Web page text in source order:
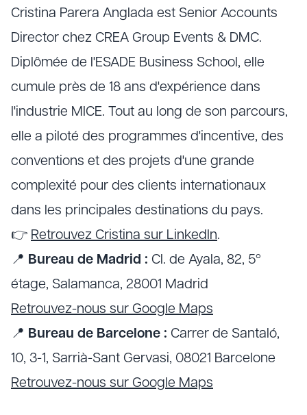
Cristina Parera Anglada est Senior Accounts
Director chez CREA Group Events & DMC.
Diplômée de l'ESADE Business School, elle
cumule près de 18 ans d'expérience dans
l'industrie MICE. Tout au long de son parcours,
elle a piloté des programmes d'incentive, des
conventions et des projets d'une grande
complexité pour des clients internationaux
dans les principales destinations du pays.
👉 Retrouvez Cristina sur LinkedIn.
📍 Bureau de Madrid : Cl. de Ayala, 82, 5º
étage, Salamanca, 28001 Madrid
Retrouvez-nous sur Google Maps
📍 Bureau de Barcelone : Carrer de Santaló,
10, 3-1, Sarrià-Sant Gervasi, 08021 Barcelone
Retrouvez-nous sur Google Maps